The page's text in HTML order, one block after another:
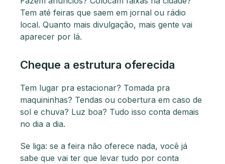
Tem até feiras que saem em jornal ou rádio
local. Quanto mais divulgação, mais gente vai
aparecer por lá.
Cheque a estrutura oferecida
Tem lugar pra estacionar? Tomada pra
maquininhas? Tendas ou cobertura em caso de
sol e chuva? Luz boa? Tudo isso conta demais
no dia a dia.
Se liga: se a feira não oferece nada, você já
sabe que vai ter que levar tudo por conta